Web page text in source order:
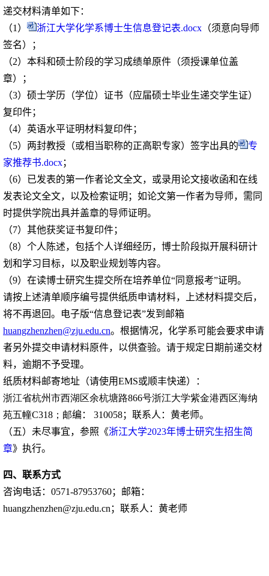
递交材料清单如下：
（1 ） 浙江大学化学系博士生信息登记表.docx （须意向导师
签名）；
（2）本科和硕士阶段的学习成绩单原件（须授课单位盖
章）；
（3）硕士学历（学位）证书（应届硕士毕业生递交学生证）
复印件；
（4）英语水平证明材料复印件；
（5）两封教授（或相当职称的正高职专家）签字出具的
专
家推荐书.docx；
（6）已发表的第一作者论文全文，或录用论文接收函和在线
发表论文全文，以及检索证明；如论文第一作者为导师，需同
时提供学院出具并盖章的导师证明。
（7）其他获奖证书复印件；
（8）个人陈述，包括个人详细经历，博士阶段拟开展科研计
划和学习目标，以及职业规划等内容。
（9）在读博士研究生提交所在培养单位“同意报考”证明。
请按上述清单顺序编号提供纸质申请材料，上述材料提交后，
将不再退回。电子版“信息登记表”发到邮箱
huangzhenzhen@zju.edu.cn。根据情况，化学系可能会要求申请
者另外提交申请材料原件，以供查验。请于规定日期前递交材
料，逾期不予受理。
纸质材料邮寄地址（请使用EMS或顺丰快递）：
浙江省杭州市西湖区余杭塘路866号浙江大学紫金港西区海纳
苑五幢C318；邮编： 310058；联系人：黄老师。
（五）未尽事宜，参照《浙江大学2023年博士研究生招生简
章》执行。
四、联系方式
咨询电话： 0571-87953760；邮箱：
huangzhenzhen@zju.edu.cn ；联系人：黄老师